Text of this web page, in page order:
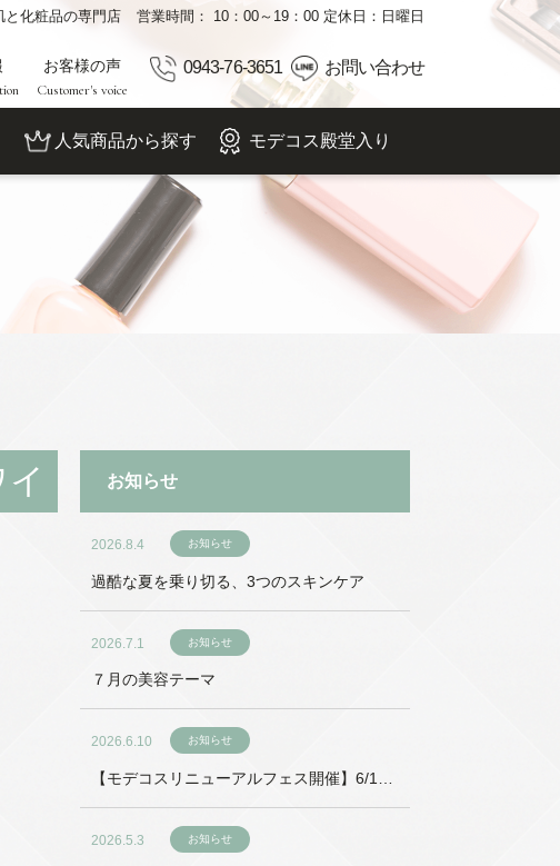
と化粧品の専門店 営業時間： 10：00～19：00 定休日：日曜日
お客様の声
Customer's voice
0943-76-3651 お問い合わせ
人気商品から探す モデコス殿堂入り
お知らせ
2026.8.4 お知らせ
過酷な夏を乗り切る、3つのスキンケア
2026.7.1 お知らせ
７月の美容テーマ
2026.6.10 お知らせ
【モデコスリニューアルフェス開催】6/18
2026.5.3 お知らせ